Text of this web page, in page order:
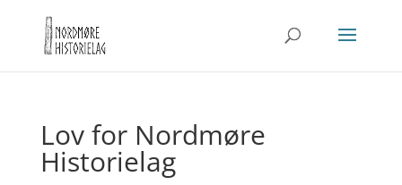
Lov for Nordmøre
Historielag